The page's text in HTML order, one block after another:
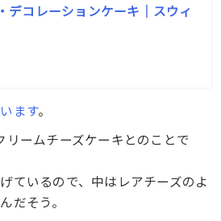
デコレーションケーキ｜スウィ
ます。
リームチーズケーキとのことで
ているので、中はレアチーズのよ
だそう。